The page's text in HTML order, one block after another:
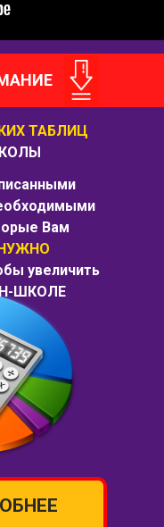
ТАБЛИЦ
Вам
увеличить
ШКОЛЕ